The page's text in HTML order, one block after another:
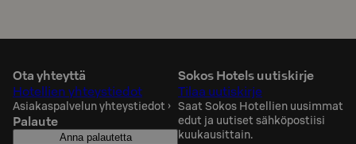
Ota yhteyttä
Hotellien yhteystiedot
Asiakaspalvelun yhteystiedot ›
Palaute
Anna palautetta
Sokos Hotels uutiskirje
Tilaa uutiskirje
Saat Sokos Hotellien uusimmat
edut ja uutiset sähköpostiisi
kuukausittain.